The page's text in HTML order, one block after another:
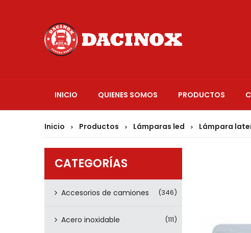
INICIO QUIENES SOMOS PRODUCTOS
Inicio > Productos > Lámparas led > Lámpara
CATEGORÍAS
Accesorios de camiones (346)
Acero inoxidable (111)